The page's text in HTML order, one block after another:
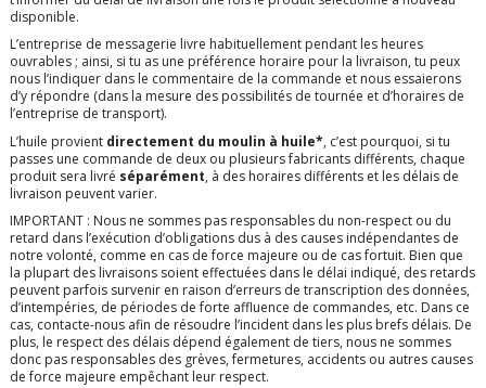
disponible.
L’entreprise de messagerie livre habituellement pendant les heures
ouvrables ; ainsi, si tu as une préférence horaire pour la livraison, tu peux
nous l’indiquer dans le commentaire de la commande et nous essaierons
d’y répondre (dans la mesure des possibilités de tournée et d’horaires de
l’entreprise de transport).
L’huile provient directement du moulin à huile*, c’est pourquoi, si tu
passes une commande de deux ou plusieurs fabricants différents, chaque
produit sera livré séparément, à des horaires différents et les délais de
livraison peuvent varier.
IMPORTANT : Nous ne sommes pas responsables du non-respect ou du
retard dans l’exécution d’obligations dus à des causes indépendantes de
notre volonté, comme en cas de force majeure ou de cas fortuit. Bien que
la plupart des livraisons soient effectuées dans le délai indiqué, des retards
peuvent parfois survenir en raison d’erreurs de transcription des données,
d’intempéries, de périodes de forte affluence de commandes, etc. Dans ce
cas, contacte-nous afin de résoudre l’incident dans les plus brefs délais. De
plus, le respect des délais dépend également de tiers, nous ne sommes
donc pas responsables des grèves, fermetures, accidents ou autres causes
de force majeure empêchant leur respect.